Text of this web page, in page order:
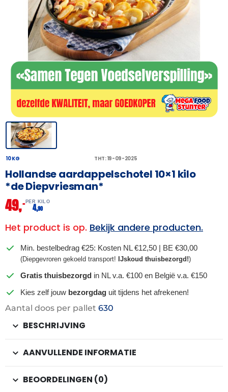
10 KG THT: 19-09-2025
Hollandse aardappelschotel 10×1 kilo
*de Diepvriesman*
49,– PER KILO
4,90
Het product is op. Bekijk andere producten.
Min. bestelbedrag €25: Kosten NL €12,50 | BE €30,00
(Diepgevroren gekoeld transport! IJskoud thuisbezorgd!)
Gratis thuisbezorgd in NL v.a. €100 en België v.a. €150
Kies zelf jouw bezorgdag uit tijdens het afrekenen!
Aantal doos per pallet 630
BESCHRIJVING
AANVULLENDE INFORMATIE
BEOORDELINGEN (0)